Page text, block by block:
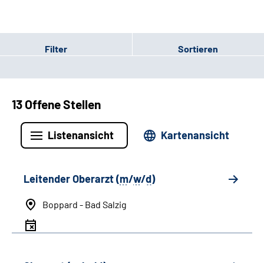
Filter Sortieren
13 Offene Stellen
Listenansicht Kartenansicht
Leitender Oberarzt (m/w/d)
Boppard - Bad Salzig